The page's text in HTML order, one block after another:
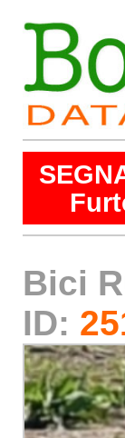
Bici
ID: